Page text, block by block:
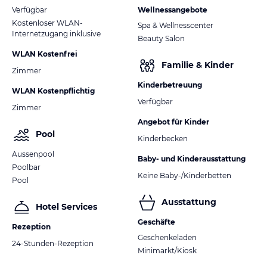
Verfügbar
Kostenloser WLAN-
Internetzugang inklusive
WLAN Kostenfrei
Zimmer
WLAN Kostenpflichtig
Zimmer
Pool
Aussenpool
Poolbar
Pool
Hotel Services
Rezeption
24-Stunden-Rezeption
Wellnessangebote
Spa & Wellnesscenter
Beauty Salon
Familie & Kinder
Kinderbetreuung
Verfügbar
Angebot für Kinder
Kinderbecken
Baby- und Kinderausstattung
Keine Baby-/Kinderbetten
Ausstattung
Geschäfte
Geschenkeladen
Minimarkt/Kiosk